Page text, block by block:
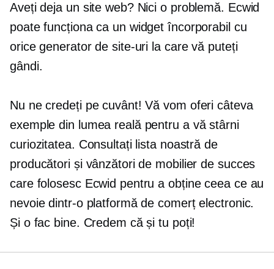
Aveți deja un site web? Nici o problemă. Ecwid
poate funcționa ca un widget încorporabil cu
orice generator de site-uri la care vă puteți
gândi.
Nu ne credeți pe cuvânt! Vă vom oferi câteva
exemple din lumea reală pentru a vă stârni
curiozitatea. Consultați lista noastră de
producători și vânzători de mobilier de succes
care folosesc Ecwid pentru a obține ceea ce au
nevoie dintr-o platformă de comerț electronic.
Și o fac bine. Credem că și tu poți!